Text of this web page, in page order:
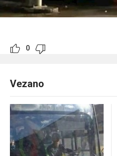
0
Vezano